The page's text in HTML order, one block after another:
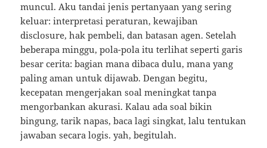
muncul. Aku tandai jenis pertanyaan yang sering
keluar: interpretasi peraturan, kewajiban
disclosure, hak pembeli, dan batasan agen. Setelah
beberapa minggu, pola-pola itu terlihat seperti garis
besar cerita: bagian mana dibaca dulu, mana yang
paling aman untuk dijawab. Dengan begitu,
kecepatan mengerjakan soal meningkat tanpa
mengorbankan akurasi. Kalau ada soal bikin
bingung, tarik napas, baca lagi singkat, lalu tentukan
jawaban secara logis. yah, begitulah.